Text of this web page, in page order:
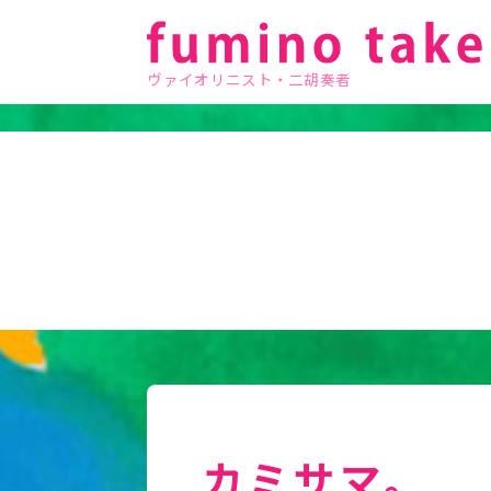
ヴァイオリニスト・二胡奏者
カミサマ。